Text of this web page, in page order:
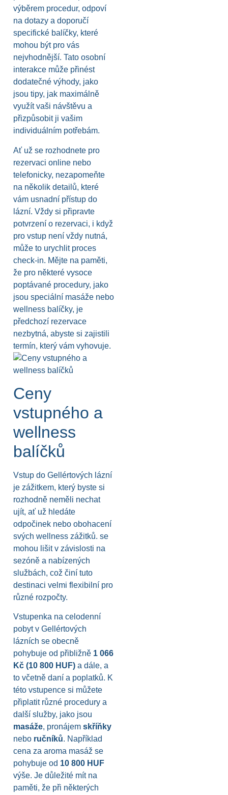
výběrem procedur, odpoví
na dotazy a doporučí
specifické balíčky, které
mohou být pro vás
nejvhodnější. Tato osobní
interakce může přinést
dodatečné výhody, jako
jsou tipy, jak maximálně
využít vaši návštěvu a
přizpůsobit ji vašim
individuálním potřebám.
Ať už se rozhodnete pro
rezervaci online nebo
telefonicky, nezapomeňte
na několik detailů, které
vám usnadní přístup do
lázní. Vždy si připravte
potvrzení o rezervaci, i když
pro vstup není vždy nutná,
může to urychlit proces
check-in. Mějte na paměti,
že pro některé vysoce
poptávané procedury, jako
jsou speciální masáže nebo
wellness balíčky, je
předchozí rezervace
nezbytná, abyste si zajistili
termín, který vám vyhovuje.
Ceny
vstupného a
wellness
balíčků
Vstup do Gellértových lázní
je zážitkem, který byste si
rozhodně neměli nechat
ujít, ať už hledáte
odpočinek nebo obohacení
svých wellness zážitků. se
mohou lišit v závislosti na
sezóně a nabízených
službách, což činí tuto
destinaci velmi flexibilní pro
různé rozpočty.
Vstupenka na celodenní
pobyt v Gellértových
lázních se obecně
pohybuje od přibližně 1 066
Kč (10 800 HUF) a dále, a
to včetně daní a poplatků. K
této vstupence si můžete
připlatit různé procedury a
další služby, jako jsou
masáže, pronájem skříňky
nebo ručníků. Například
cena za aroma masáž se
pohybuje od 10 800 HUF
výše. Je důležité mít na
paměti, že při některých